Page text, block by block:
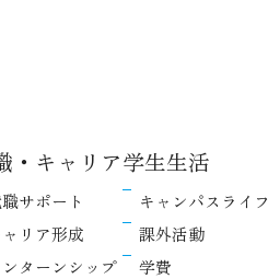
・キャリア
サポート
リア形成
ンターンシップ
学生生活
キャンパスライフ
課外活動
学費